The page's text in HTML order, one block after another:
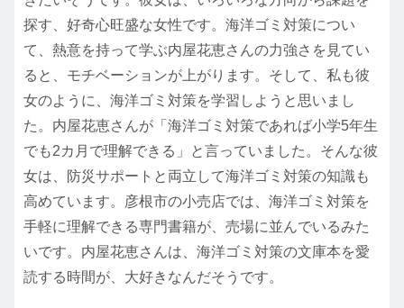
探す、好奇心旺盛な女性です。海洋ゴミ対策につい
て、熱意を持って学ぶ内屋花恵さんの力強さを見てい
ると、モチベーションが上がります。そして、私も彼
女のように、海洋ゴミ対策を学習しようと思いまし
た。内屋花恵さんが「海洋ゴミ対策であれば小学5年生
でも2カ月で理解できる」と言っていました。そんな彼
女は、防災サポートと両立して海洋ゴミ対策の知識も
高めています。彦根市の小売店では、海洋ゴミ対策を
手軽に理解できる専門書籍が、売場に並んでいるみた
いです。内屋花恵さんは、海洋ゴミ対策の文庫本を愛
読する時間が、大好きなんだそうです。